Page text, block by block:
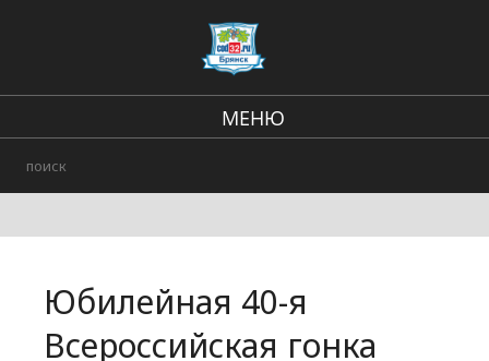
МЕНЮ
Городские события
Юбилейная 40-я
Всероссийская гонка